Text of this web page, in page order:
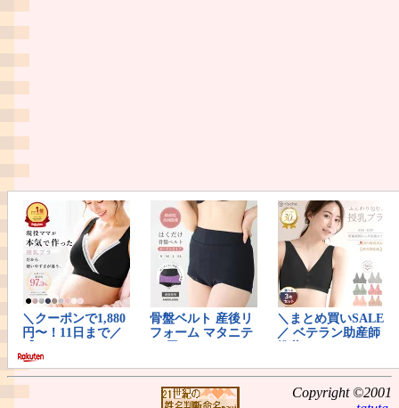
Copyright ©2001